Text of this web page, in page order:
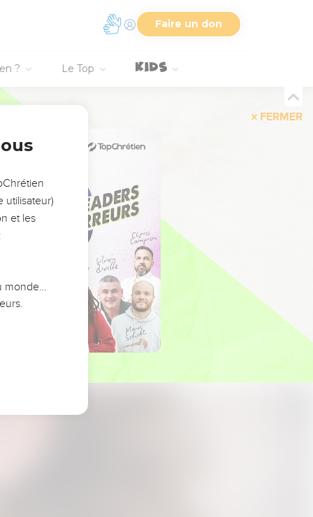
Faire un don
? Le Top
FERMER
utilisateur)
et les
monde…